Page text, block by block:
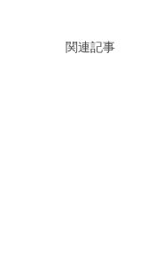
関連記事